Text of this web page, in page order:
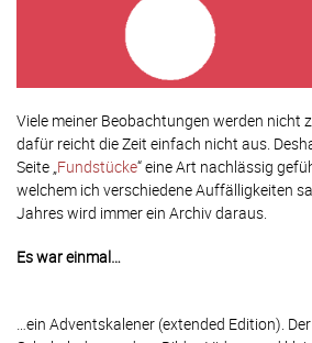
Viele meiner Beobachtungen werden nicht
dafür reicht die Zeit einfach nicht aus.
Seite „Fundstücke“ eine Art nachlässig
welchem ich verschiedene Auffälligkeiten
Jahres wird immer ein Archiv daraus.
Es war einmal…
…ein Adventskalener (extended Edition).